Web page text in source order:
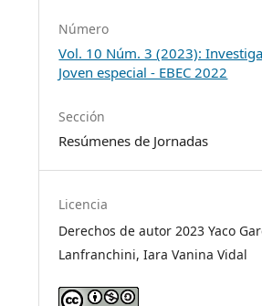
Número
Vol. 10 Núm. 3 (2023):
Joven especial - EBEC 2022
Sección
Resúmenes de Jornadas
Licencia
Derechos de autor 2023 Yaco
Lanfranchini, Iara Vanina Vidal